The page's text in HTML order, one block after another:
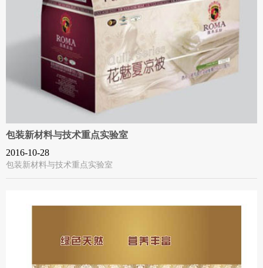
包装新材料与技术重点实验室
2016-10-28
包装新材料与技术重点实验室